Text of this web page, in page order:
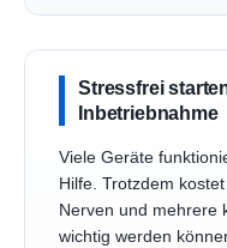
Stressfrei
Inbetriebnahme
Viele Geräte
Hilfe. Trotzdem
Nerven und mehrere
wichtig werden